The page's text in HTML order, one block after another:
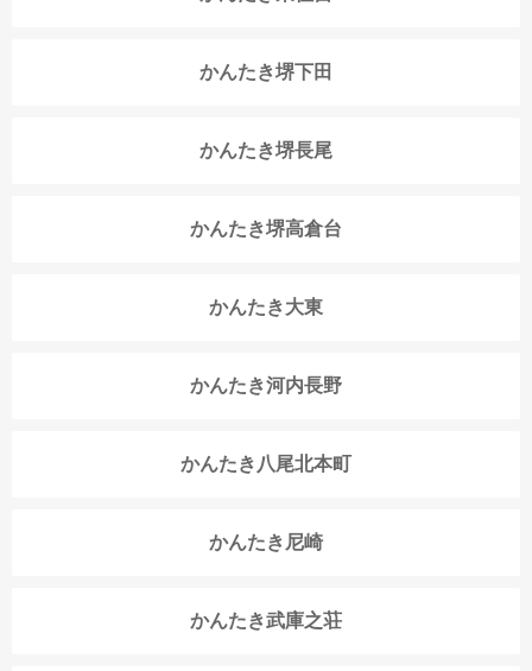
かんたき堺下田
かんたき堺長尾
かんたき堺高倉台
かんたき大東
かんたき河内長野
かんたき八尾北本町
かんたき尼崎
かんたき武庫之荘